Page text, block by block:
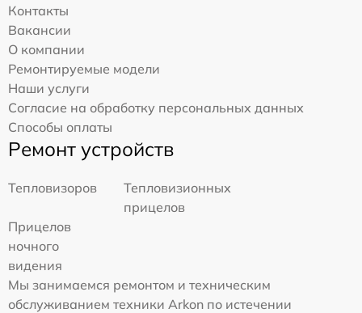
Контакты
Вакансии
О компании
Ремонтируемые модели
Наши услуги
Согласие на обработку персональных данных
Способы оплаты
Ремонт устройств
Тепловизоров
Тепловизионных
прицелов
Прицелов
ночного
видения
Мы занимаемся ремонтом и техническим
обслуживанием техники Arkon по истечении